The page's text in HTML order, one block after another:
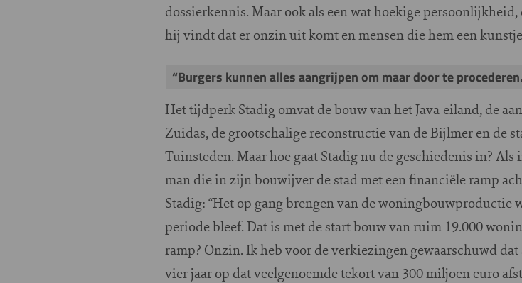
dossierkennis. Maar ook als een wat hoekige
hij vindt dat er onzin uit komt en mensen die hem een
“Burgers kunnen alles aangrijpen om maar door te
Het tijdperk Stadig omvat de bouw van het Java-eiland, de
Zuidas, de grootschalige reconstructie van de Bijlmer en de
Tuinsteden. Maar hoe gaat Stadig nu de geschiedenis in?
man die in zijn bouwijver de stad met een financiële ramp
Stadig: “Het op gang brengen van de woningbouwproductie
periode bleef. Dat is met de start bouw van ruim 19.000
ramp? Onzin. Ik heb voor de verkiezingen gewaarschuwd
vier jaar op dat veelgenoemde tekort van 300 miljoen euro